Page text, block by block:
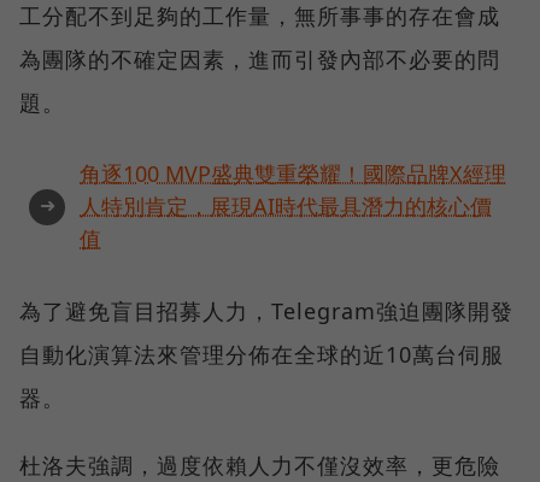
工分配不到足夠的工作量，無所事事的存在會成
為團隊的不確定因素，進而引發內部不必要的問
題。
➜
角逐100 MVP盛典雙重榮耀！國際品牌X經理
人特別肯定，展現AI時代最具潛力的核心價
值
為了避免盲目招募人力，Telegram強迫團隊開發
自動化演算法來管理分佈在全球的近10萬台伺服
器。
杜洛夫強調，過度依賴人力不僅沒效率，更危險